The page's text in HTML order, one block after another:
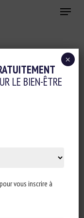
Menu
et Etiquetage
être animal
BROILER
LE BIEN-ÊTRE
vous inscrire à
×